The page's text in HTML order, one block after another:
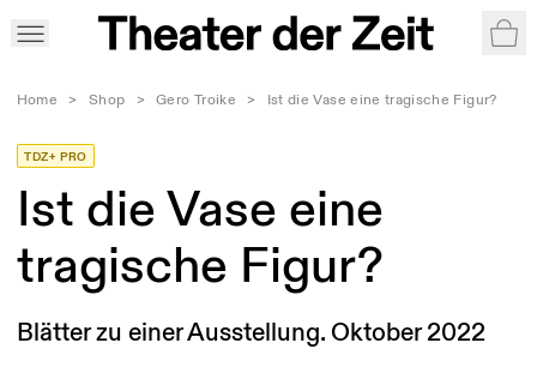
Home > Shop > Gero Troike > Ist die Vase eine tragische Figur?
TDZ+ PRO
Ist die Vase eine
tragische Figur?
Blätter zu einer Ausstellung. Oktober 2022